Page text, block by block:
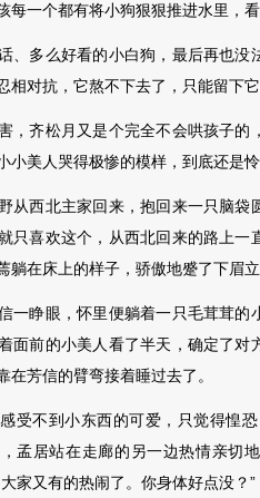
每一个都有将小狗狠狠推进水里，
多么好看的小白狗，最后再也没
相对抗，它熬不下去了，只能留下
齐松月又是个完全不会哄孩子的
小美人哭得极惨的模样，到底还是怜
西北主家回来，抱回来一只脑袋
只喜欢这个，从西北回来的路上
躺在床上的样子，骄傲地蹙了下眉立
睁眼，怀里便躺着一只毛茸茸的
面前的小美人看了半天，确定了
在芳信的臂弯接着睡过去了。
受不到小东西的可爱，只觉得惶
孟居站在走廊的另一边热情亲切
家又有的热闹了。你身体好点没？”